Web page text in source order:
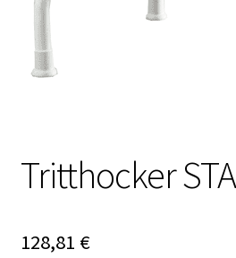
Tritthocker
128,81 €